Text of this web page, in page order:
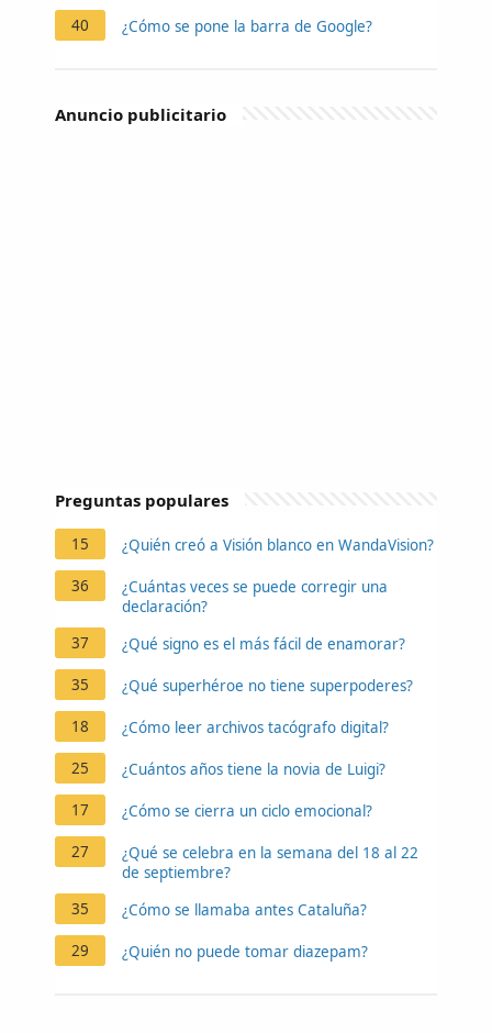
40
¿Cómo se pone la barra de Google?
Anuncio publicitario
Preguntas populares
15 ¿Quién creó a Visión blanco en WandaVision?
36
¿Cuántas veces se puede corregir una
declaración?
37
¿Qué signo es el más fácil de enamorar?
35 ¿Qué superhéroe no tiene superpoderes?
18 ¿Cómo leer archivos tacógrafo digital?
25 ¿Cuántos años tiene la novia de Luigi?
17 ¿Cómo se cierra un ciclo emocional?
27
¿Qué se celebra en la semana del 18 al 22
de septiembre?
35
¿Cómo se llamaba antes Cataluña?
29 ¿Quién no puede tomar diazepam?